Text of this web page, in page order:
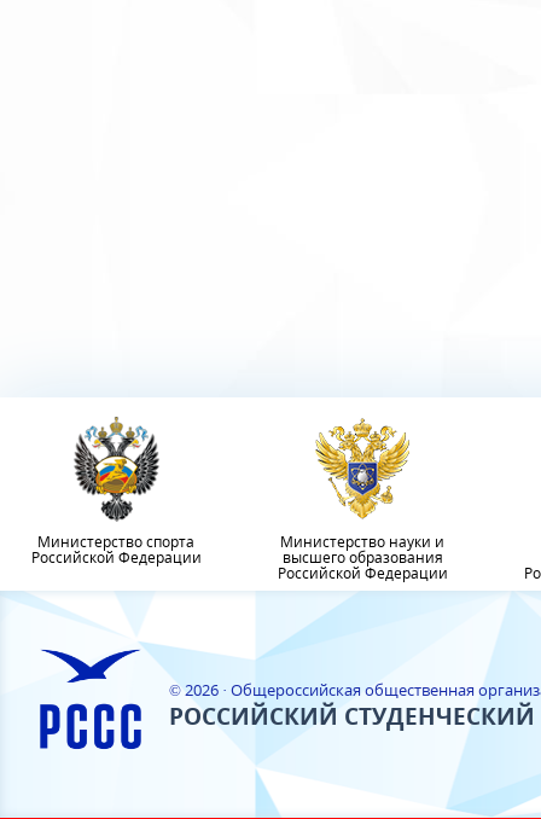
Министерство спорта
Российской Федерации
Министерство науки и
высшего образования
Российской Федерации
© 2026 · Общероссийская общественная
РОССИЙСКИЙ